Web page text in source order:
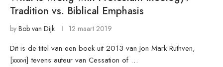
Tradition vs. Biblical Emphasis
by Bob van Dijk 12 maart 2019
Dit is de titel van een boek uit 2013 van Jon Mark Ruthven,
[xxxvi] tevens auteur van Cessation of …